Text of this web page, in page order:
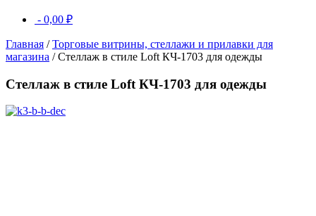
- 0,00 ₽
Главная /Торговые витрины, стеллажи и прилавки для
магазина / Стеллаж в стиле Loft КЧ-1703 для одежды
Стеллаж в стиле Loft КЧ-1703 для одежды